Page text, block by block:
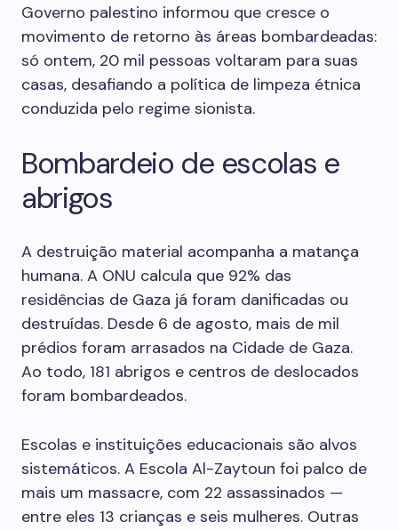
Governo palestino informou que cresce o
movimento de retorno às áreas bombardeadas:
só ontem, 20 mil pessoas voltaram para suas
casas, desafiando a política de limpeza étnica
conduzida pelo regime sionista.
Bombardeio de escolas e
abrigos
A destruição material acompanha a matança
humana. A ONU calcula que 92% das
residências de Gaza já foram danificadas ou
destruídas. Desde 6 de agosto, mais de mil
prédios foram arrasados na Cidade de Gaza.
Ao todo, 181 abrigos e centros de deslocados
foram bombardeados.
Escolas e instituições educacionais são alvos
sistemáticos. A Escola Al-Zaytoun foi palco de
mais um massacre, com 22 assassinados —
entre eles 13 crianças e seis mulheres. Outras